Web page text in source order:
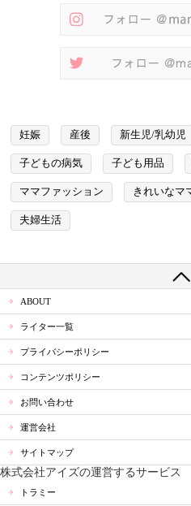
妊娠 産後 新生児/乳幼児
子どもの病気 子ども用品
ママファッション きれいなマ
夫婦生活
ABOUT
ライター一覧
プライバシーポリシー
コンテンツポリシー
お問い合わせ
運営会社
サイトマップ
株式会社アイズの運営するサービス
トラミー